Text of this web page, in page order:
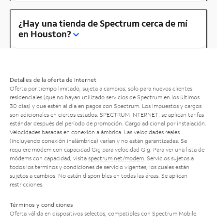
¿Hay una tienda de Spectrum cerca de mí
en Houston?
Detalles de la oferta de Internet
Oferta por tiempo limitado; sujeta a cambios; solo para nuevos clientes
residenciales (que no hayan utilizado servicios de Spectrum en los últimos
30 días) y que estén al día en pagos con Spectrum. Los impuestos y cargos
son adicionales en ciertos estados. SPECTRUM INTERNET: se aplican tarifas
estándar después del período de promoción. Cargo adicional por instalación.
Velocidades basadas en conexión alámbrica. Las velocidades reales
(incluyendo conexión inalámbrica) varían y no están garantizadas. Se
requiere módem con capacidad Gig para velocidad Gig. Para ver una lista de
módems con capacidad, visita spectrum.net/modem . Servicios sujetos a
todos los términos y condiciones de servicio vigentes, los cuales están
sujetos a cambios. No están disponibles en todas las áreas. Se aplican
restricciones.
Términos y condiciones
Oferta válida en dispositivos selectos, compatibles con Spectrum Mobile.